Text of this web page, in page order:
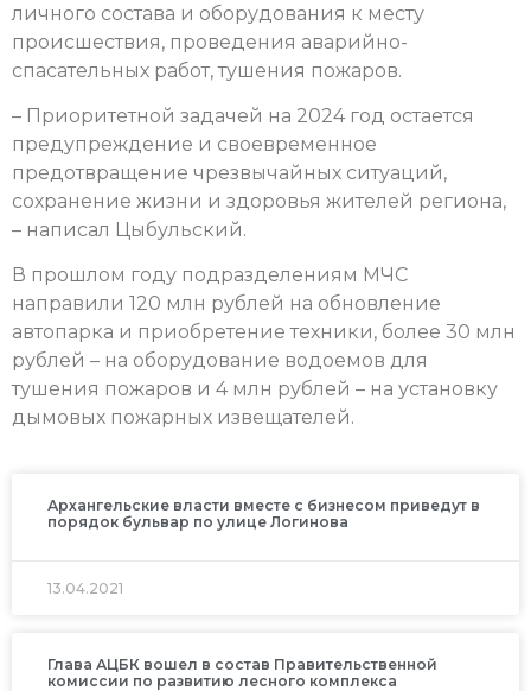
личного состава и оборудования к месту
происшествия, проведения аварийно-
спасательных работ, тушения пожаров.
– Приоритетной задачей на 2024 год остается
предупреждение и своевременное
предотвращение чрезвычайных ситуаций,
сохранение жизни и здоровья жителей региона,
– написал Цыбульский.
В прошлом году подразделениям МЧС
направили 120 млн рублей на обновление
автопарка и приобретение техники, более 30 млн
рублей – на оборудование водоемов для
тушения пожаров и 4 млн рублей – на установку
дымовых пожарных извещателей.
Архангельские власти вместе с бизнесом приведут в
порядок бульвар по улице Логинова
13.04.2021
Глава АЦБК вошел в состав Правительственной
комиссии по развитию лесного комплекса